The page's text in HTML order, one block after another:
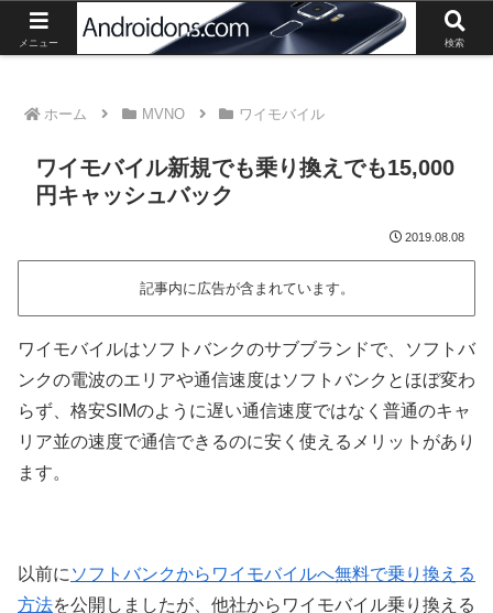
Androidスマートフォン、タブレットの最新情報や活用方法の紹介。
ホーム MVNO ワイモバイル
ワイモバイル新規でも乗り換えでも15,000
円キャッシュバック
2019.08.08
記事内に広告が含まれています。
ワイモバイルはソフトバンクのサブブランドで、ソフトバ
ンクの電波のエリアや通信速度はソフトバンクとほぼ変わ
らず、格安SIMのように遅い通信速度ではなく普通のキャ
リア並の速度で通信できるのに安く使えるメリットがあり
ます。
以前に ソフトバンクからワイモバイルへ無料で乗り換える
方法を公開しましたが、他社からワイモバイル乗り換える
メニュー 検索